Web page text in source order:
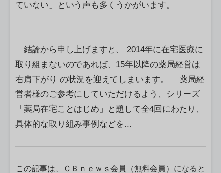
ていない」という声も多くうかがいます。
結論から申し上げますと、 2014年に在宅医療に
取り組まないのであれば、15年以降の薬局経営は
右肩下がり の状況を迎えてしまいます。 薬局経
営者様のご参考にしていただけるよう、シリーズ
「薬局在宅ことはじめ」と題して全4回にわたり、
具体的な取り組み事例などを...
この記事は、ＣＢｎｅｗｓ会員（無料会員）になると